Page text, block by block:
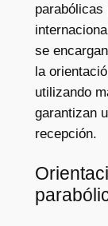
parabólicas
se
la
utilizando
garantizan
recepción.